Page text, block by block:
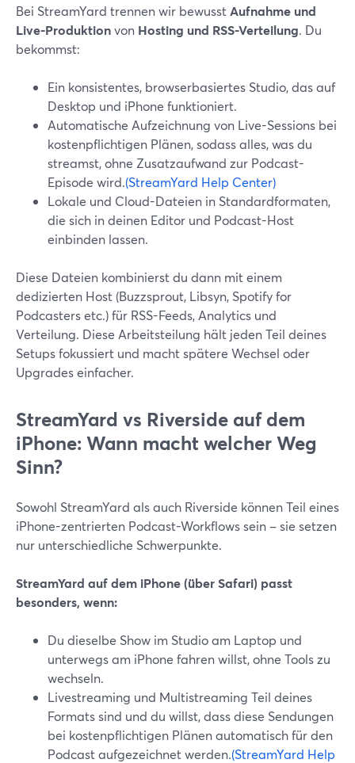
Bei StreamYard trennen wir bewusstAufnahme und
Live-Produktionvon Hosting und RSS-Verteilung. Du
bekommst:
Ein konsistentes, browserbasiertes Studio, das auf
Desktop und iPhone funktioniert.
Automatische Aufzeichnung von Live-Sessions bei
kostenpflichtigen Plänen, sodass alles, was du
streamst, ohne Zusatzaufwand zur Podcast-
Episode wird.(StreamYard Help Center)
Lokale und Cloud-Dateien in Standardformaten,
die sich in deinen Editor und Podcast-Host
einbinden lassen.
Diese Dateien kombinierst du dann mit einem
dedizierten Host (Buzzsprout, Libsyn, Spotify for
Podcasters etc.) für RSS-Feeds, Analytics und
Verteilung. Diese Arbeitsteilung hält jeden Teil deines
Setups fokussiert und macht spätere Wechsel oder
Upgrades einfacher.
StreamYard vs Riverside auf dem
iPhone: Wann macht welcher Weg
Sinn?
Sowohl StreamYard als auch Riverside können Teil eines
iPhone-zentrierten Podcast-Workflows sein – sie setzen
nur unterschiedliche Schwerpunkte.
StreamYard auf dem iPhone (über Safari) passt
besonders, wenn:
Du dieselbe Show im Studio am Laptop und
unterwegs am iPhone fahren willst, ohne Tools zu
wechseln.
Livestreaming und Multistreaming Teil deines
Formats sind und du willst, dass diese Sendungen
bei kostenpflichtigen Plänen automatisch für den
Podcast aufgezeichnet werden.(StreamYard Help